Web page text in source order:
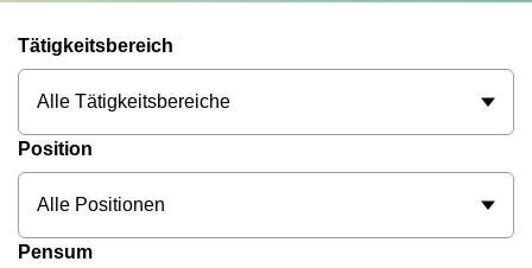
Tätigkeitsbereich
Alle Tätigkeitsbereiche
Position
Alle Positionen
Pensum